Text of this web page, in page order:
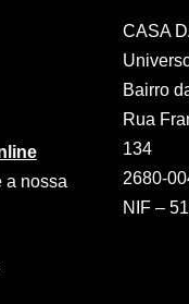
a nossa
CASA
Bairro
Rua
134
2680-
NIF –